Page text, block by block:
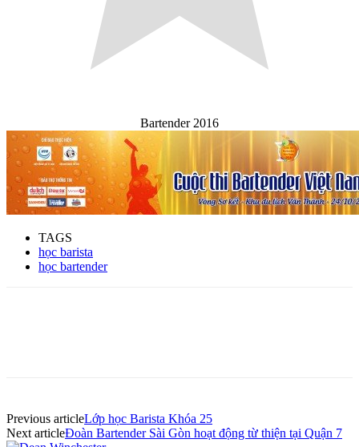
Bartender 2016
TAGS
học barista
học bartender
Previous articleLớp học Barista Khóa 25
Next articleĐoàn Bartender Sài Gòn hoạt động từ thiện tại Quận 7